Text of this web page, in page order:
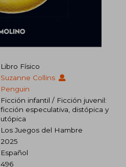
Libro Físico
Suzanne Collins
Penguin
Ficción infantil / Ficción juvenil:
ficción especulativa, distópica y
utópica
Los Juegos del Hambre
2025
Español
496